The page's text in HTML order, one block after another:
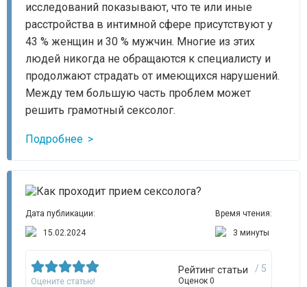
исследований показывают, что те или иные
расстройства в интимной сфере присутствуют у
43 % женщин и 30 % мужчин. Многие из этих
людей никогда не обращаются к специалисту и
продолжают страдать от имеющихся нарушений.
Между тем большую часть проблем может
решить грамотный сексолог.
Подробнее
Дата публикации:
15.02.2024
Время чтения:
3 минуты
Оцените статью!
Рейтинг статьи / 5
Оценок 0